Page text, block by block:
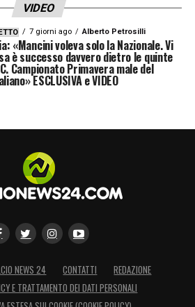
VIDEO
7 giorni ago Alberto Petrosilli
«Mancini voleva solo la Nazionale. Vi
è successo davvero dietro le quinte
Campionato Primavera male del
ESCLUSIVA e VIDEO
NEWS 24 CONTATTI
REDAZIONE
E TRATTAMENTO DEI DATI PERSONALI